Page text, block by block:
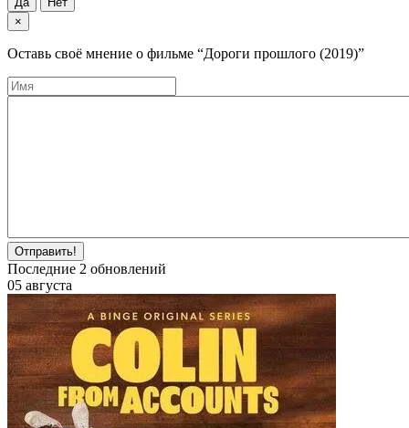
×
Оставь своё мнение о фильме “Дороги прошлого (2019)”
Отправить!
Последние 2 обновлений
05 августа